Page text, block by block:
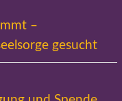
–
gesucht